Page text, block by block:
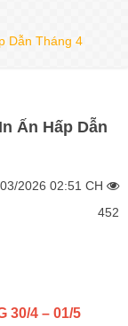
Dẫn Tháng 4
Ấn Hấp Dẫn
2026 02:51 CH
452
30/4 – 01/5